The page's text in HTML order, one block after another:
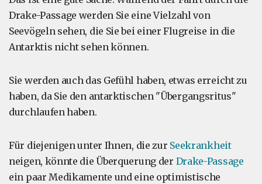
Drake-Passage werden Sie eine Vielzahl von
Seevögeln sehen, die Sie bei einer Flugreise in die
Antarktis nicht sehen können.
Sie werden auch das Gefühl haben, etwas erreicht zu
haben, da Sie den antarktischen "Übergangsritus"
durchlaufen haben.
Für diejenigen unter Ihnen, die zur Seekrankheit
neigen, könnte die Überquerung der Drake-Passage
ein paar Medikamente und eine optimistische